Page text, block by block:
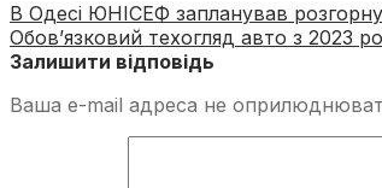
В Одесі ЮНІСЕФ запланував
Обов’язковий техогляд авто з 2023
Залишити відповідь
Ваша e-mail адреса не